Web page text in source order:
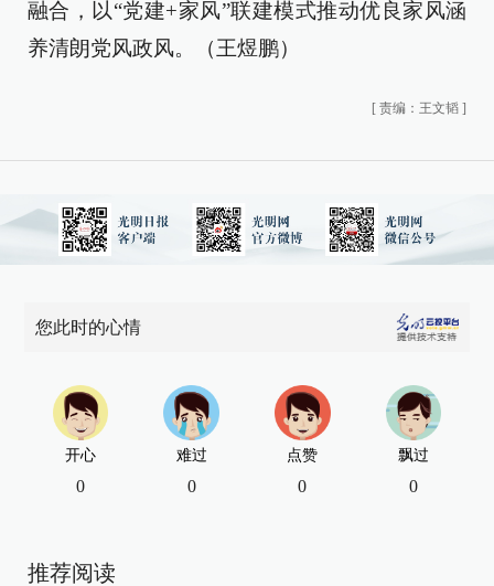
融合，以“党建+家风”联建模式推动优良家风涵
养清朗党风政风。（王煜鹏）
[ 责编：王文韬 ]
您此时的心情
开心
0
难过
0
点赞
0
飘过
0
推荐阅读